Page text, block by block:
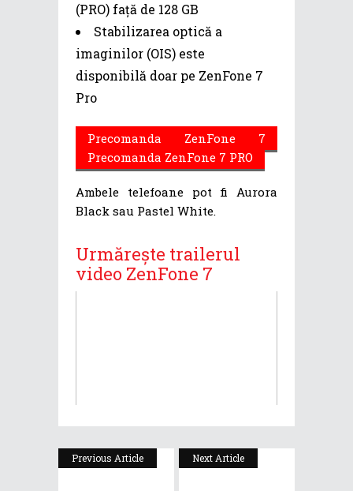
(PRO) față de 128 GB
Stabilizarea optică a
imaginilor (OIS) este
disponibilă doar pe ZenFone 7
Pro
Precomanda ZenFone 7
Precomanda ZenFone 7 PRO
Ambele telefoane pot fi Aurora
Black sau Pastel White.
Urmărește trailerul
video ZenFone 7
Previous Article Next Article